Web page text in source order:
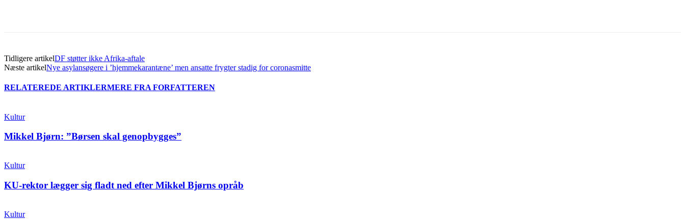
Tidligere artikelDF støtter ikke Afrika-aftale
Næste artikelNye asylansøgere i ’hjemmekarantæne’ men ansatte frygter stadig for coronasmitte
RELATEREDE ARTIKLERMERE FRA FORFATTEREN
Kultur
Mikkel Bjørn: ”Børsen skal genopbygges”
Kultur
KU-rektor lægger sig fladt ned efter Mikkel Bjørns opråb
Kultur